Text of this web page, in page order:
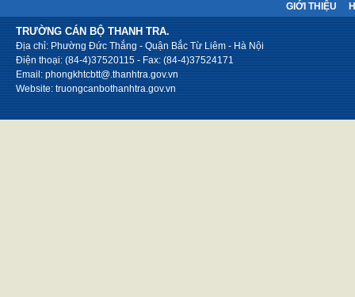
GIỚI THIỆU
TRƯỜNG CÁN BỘ THANH TRA.
Địa chỉ: Phường Đức Thắng - Quận Bắc Từ Liêm - Hà Nội
Điện thoại: (84-4)37520115 - Fax: (84-4)37524171
Email: phongkhtcbtt@.thanhtra.gov.vn
Website: truongcanbothanhtra.gov.vn